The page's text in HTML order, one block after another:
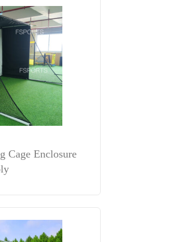
Cage Enclosure